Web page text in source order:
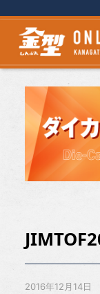
2016年12月14日